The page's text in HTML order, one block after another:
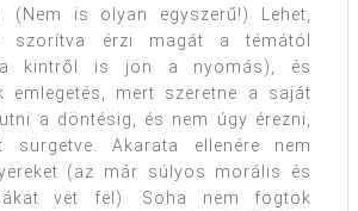
. (Nem is olyan egyszerű!) Lehet,
szorítva érzi magát a témától
kintről is jön a nyomás), és
emlegetés, mert szeretne a saját
a döntésig, és nem úgy érezni,
sürgetve. Akarata ellenére nem
(az már súlyos morális és
vet fel). Soha nem fogtok